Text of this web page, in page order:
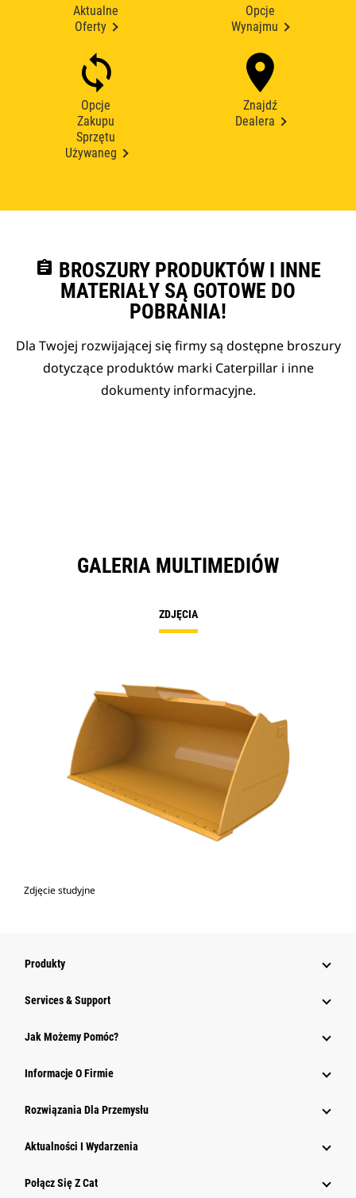
Aktualne
Oferty
Opcje
Wynajmu
Opcje
Zakupu
Sprzętu
Używaneg
Znajdź
Dealera
assignment BROSZURY PRODUKTÓW I INNE
MATERIAŁY SĄ GOTOWE DO
POBRANIA!
Dla Twojej rozwijającej się firmy są dostępne broszury
dotyczące produktów marki Caterpillar i inne
dokumenty informacyjne.
GALERIA MULTIMEDIÓW
ZDJĘCIA
Zdjęcie studyjne
Produkty
Services & Support
Jak Możemy Pomóc?
Informacje O Firmie
Rozwiązania Dla Przemysłu
Aktualności I Wydarzenia
Połącz Się Z Cat